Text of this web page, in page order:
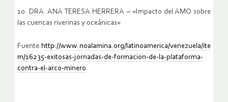
10. DRA. ANA TERESA HERRERA – «Impacto del AMO sobre
las cuencas riverinas y oceánicas»
Fuente: http://www.noalamina.org/latinoamerica/venezuela/ite
m/16235-exitosas-jornadas-de-formacion-de-la-plataforma-
contra-el-arco-minero